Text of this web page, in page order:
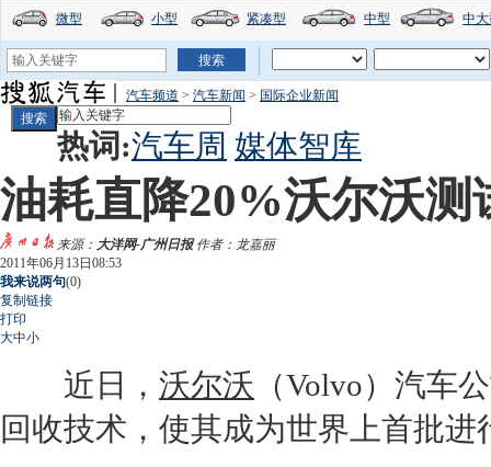
微型 小型 紧凑型 中型 中
汽车频道 > 汽车新闻 > 国际企业新闻
热词:汽车周 媒体智库
油耗直降20%沃尔沃
来源： 大洋网-广州日报作者：龙嘉丽
2011年06月13日08:53
我来说两句(0)
复制链接
打印
大中小
近日， 沃尔沃 （Volvo）汽车
回收技术，使其成为世界上首批